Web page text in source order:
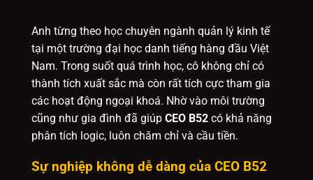
Anh từng theo học chuyên ngành quản lý kinh tế
tại một trường đại học danh tiếng hàng đầu Việt
Nam. Trong suốt quá trình học, cô không chỉ có
thành tích xuất sắc mà còn rất tích cực tham gia
các hoạt động ngoại khoá. Nhờ vào môi trường
cũng như gia đình đã giúp CEO B52 có khả năng
phân tích logic, luôn chăm chỉ và cầu tiền.
Sự nghiệp không dễ dàng của CEO B52